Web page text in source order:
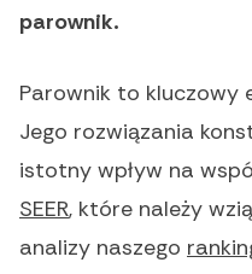
parownik.
Parownik to kluczowy
Jego rozwiązania
istotny wpływ na
SEER, które należy
analizy naszego